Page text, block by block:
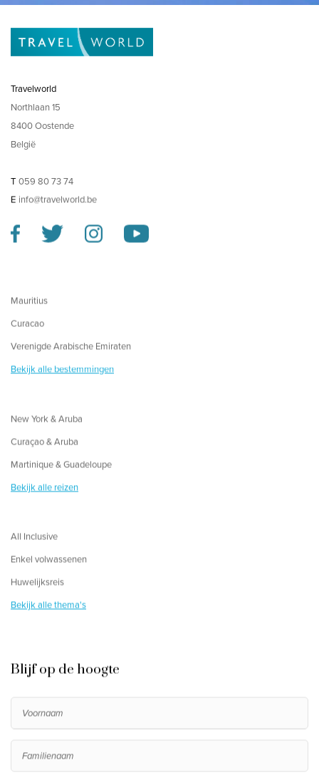
Travelworld
Northlaan 15
8400 Oostende
België
T 059 80 73 74
E info@travelworld.be
Mauritius
Curacao
Verenigde Arabische Emiraten
Bekijk alle bestemmingen
New York & Aruba
Curaçao & Aruba
Martinique & Guadeloupe
Bekijk alle reizen
All Inclusive
Enkel volwassenen
Huwelijksreis
Bekijk alle thema's
Blijf op de hoogte